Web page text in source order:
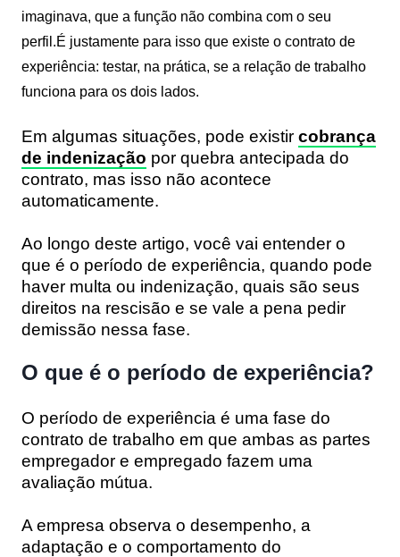
imaginava, que a função não combina com o seu
perfil.É justamente para isso que existe o contrato de
experiência: testar, na prática, se a relação de trabalho
funciona para os dois lados.
Em algumas situações, pode existir cobrança
de indenização por quebra antecipada do
contrato, mas isso não acontece
automaticamente.
Ao longo deste artigo, você vai entender o
que é o período de experiência, quando pode
haver multa ou indenização, quais são seus
direitos na rescisão e se vale a pena pedir
demissão nessa fase.
O que é o período de experiência?
O período de experiência é uma fase do
contrato de trabalho em que ambas as partes
empregador e empregado fazem uma
avaliação mútua.
A empresa observa o desempenho, a
adaptação e o comportamento do